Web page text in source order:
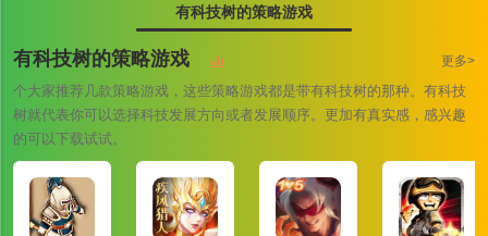
有科技树的策略游戏
有科技树的策略游戏 更多>
个大家推荐几款策略游戏，这些策略游戏都是带有科技树的那种。有科技
树就代表你可以选择科技发展方向或者发展顺序。更加有真实感，感兴趣
的可以下载试试。